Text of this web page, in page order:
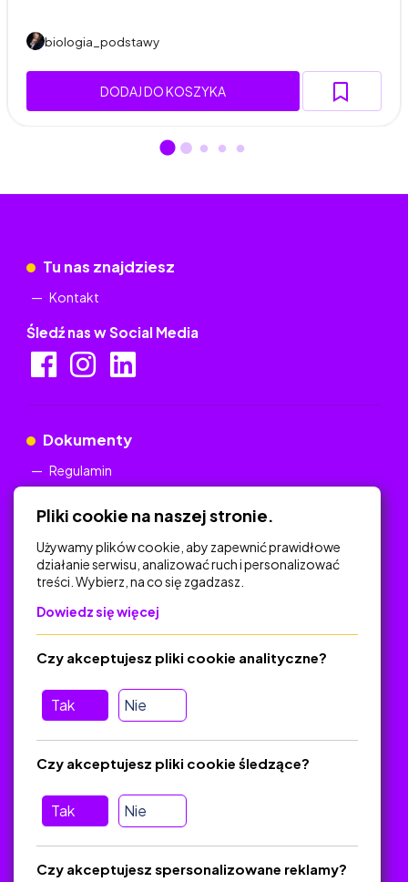
biologia_podstawy
DODAJ DO KOSZYKA
Tu nas znajdziesz
Kontakt
Śledź nas w Social Media
Dokumenty
Regulamin
Na skróty
Polityka Prywatności
O platformie
Baza materiałów dydaktycznych
Jak zostać autorem
Pliki cookie na naszej stronie.
Używamy plików cookie, aby zapewnić prawidłowe
działanie serwisu, analizować ruch i personalizować
treści. Wybierz, na co się zgadzasz.
Dowiedz się więcej
Tak Nie
Czy akceptujesz pliki cookie analityczne?
Tak Nie
Czy akceptujesz pliki cookie śledzące?
Czy akceptujesz spersonalizowane reklamy?